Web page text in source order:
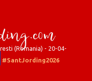
(Romania) - 20-04-
#SantJording2026